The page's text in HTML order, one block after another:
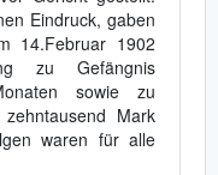
Eindruck, gaben
14.Februar 1902
zu Gefängnis
sowie zu
Mark
waren für alle